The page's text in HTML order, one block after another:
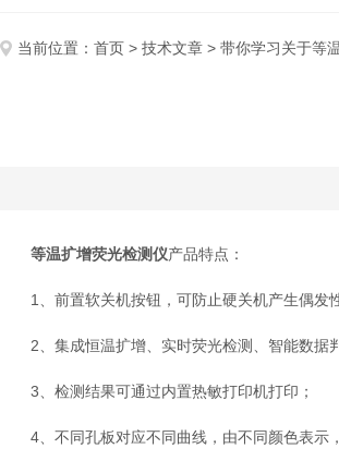
当前位置： 首页 > 技术文章 > 带你学习关于等
等温扩增荧光检测仪产品特点：
1、前置软关机按钮，可防止硬关机产生偶发
2、集成恒温扩增、实时荧光检测、智能数据
3、检测结果可通过内置热敏打印机打印；
4、不同孔板对应不同曲线，由不同颜色表示